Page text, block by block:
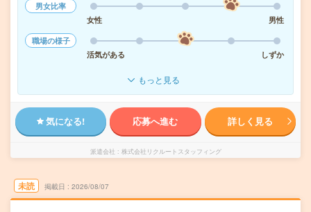
男女比率
女性
男性
職場の様子
活気がある
しずか
もっと見る
気になる! 応募へ進む 詳しく見る
派遣会社 株式会社リクルートスタッフィング
未読 掲載日 2026/08/07